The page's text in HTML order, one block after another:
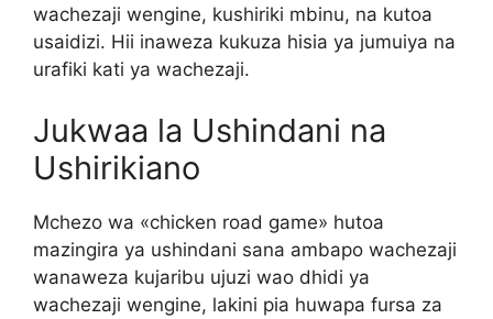
wachezaji wengine, kushiriki mbinu, na kutoa
usaidizi. Hii inaweza kukuza hisia ya jumuiya na
urafiki kati ya wachezaji.
Jukwaa la Ushindani na
Ushirikiano
Mchezo wa «chicken road game» hutoa
mazingira ya ushindani sana ambapo wachezaji
wanaweza kujaribu ujuzi wao dhidi ya
wachezaji wengine, lakini pia huwapa fursa za